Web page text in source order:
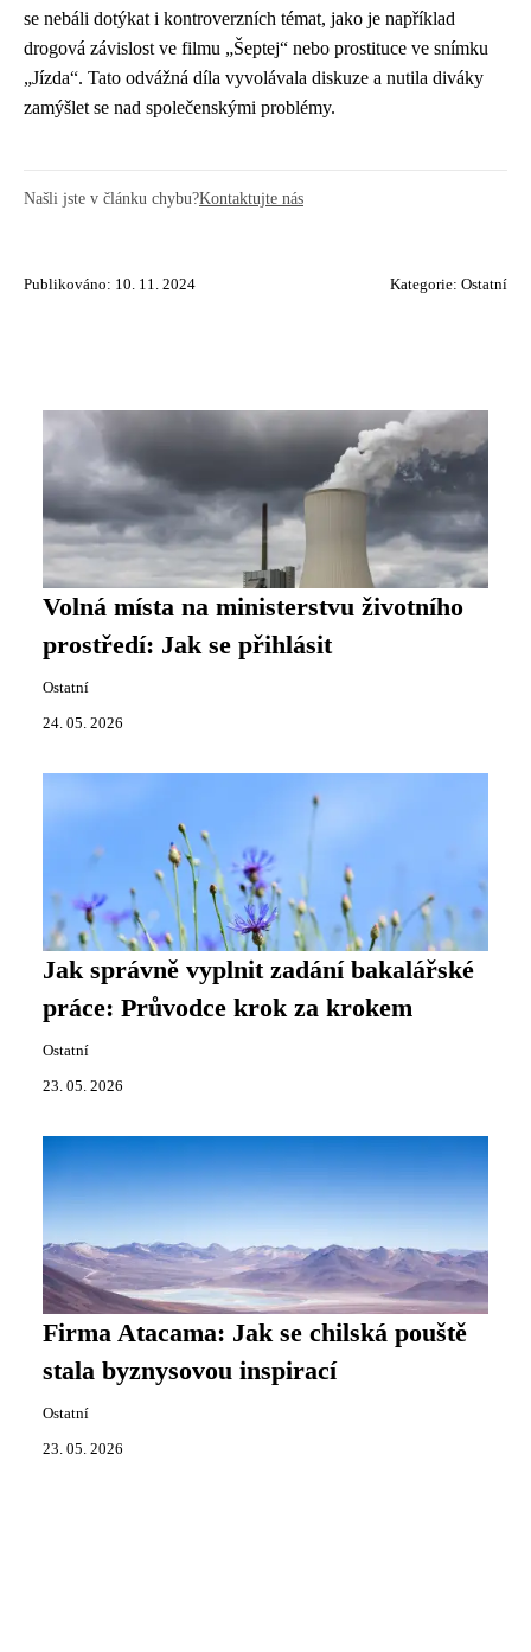
se nebáli dotýkat i kontroverzních témat, jako je například
drogová závislost ve filmu „Šeptej“ nebo prostituce ve snímku
„Jízda“. Tato odvážná díla vyvolávala diskuze a nutila diváky
zamýšlet se nad společenskými problémy.
Našli jste v článku chybu?Kontaktujte nás
Publikováno: 10. 11. 2024 Kategorie: Ostatní
Volná místa na ministerstvu životního
prostředí: Jak se přihlásit
Ostatní
24. 05. 2026
Jak správně vyplnit zadání bakalářské
práce: Průvodce krok za krokem
Ostatní
23. 05. 2026
Firma Atacama: Jak se chilská pouště
stala byznysovou inspirací
Ostatní
23. 05. 2026